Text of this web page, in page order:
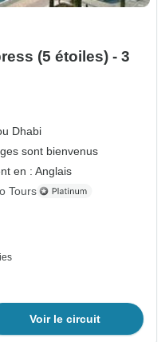
(5 étoiles) - 3
Dhabi
sont bienvenus
en : Anglais
Tours
Voir le circuit